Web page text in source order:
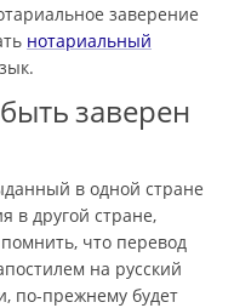
заверение
нотариальный
заверен
в одной стране
в другой стране,
что перевод
на русский
по-прежнему будет